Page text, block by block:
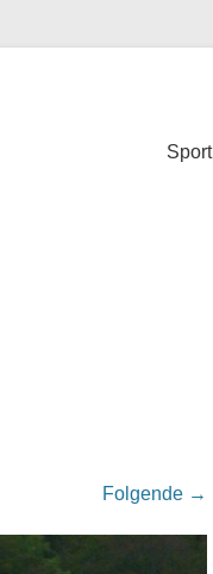
Sport
Folgende →